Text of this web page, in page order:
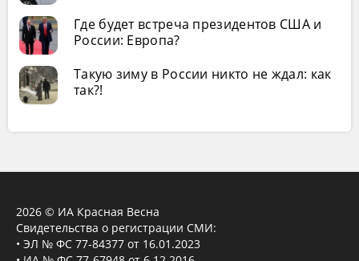
Где будет встреча президентов США и
России: Европа?
Такую зиму в России никто не ждал: как
так?!
2026 © ИА Красная Весна
Свидетельства о регистрации СМИ:
• ЭЛ № ФС 77-84377 от 16.01.2023